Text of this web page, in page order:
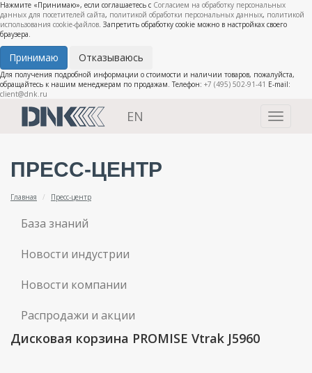
Нажмите «Принимаю», если соглашаетесь с Согласием на обработку персональных
данных для посетителей сайта, политикой обработки персональных данных, политикой
использования cookie-файлов. Запретить обработку cookie можно в настройках своего
браузера.
Принимаю Отказываюсь
Для получения подробной информации о стоимости и наличии товаров, пожалуйста,
обращайтесь к нашим менеджерам по продажам. Телефон: +7 (495) 502-91-41 E-mail:
client@dnk.ru
Toggle
EN
ПРЕСС-ЦЕНТР
Главная Пресс-центр
База знаний
Новости индустрии
Новости компании
Распродажи и акции
Дисковая корзина PROMISE Vtrak J5960